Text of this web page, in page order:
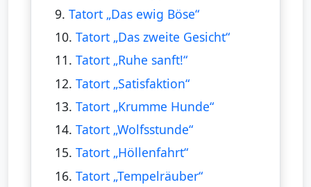
9. Tatort „Das ewig Böse“
10. Tatort „Das zweite Gesicht“
11. Tatort „Ruhe sanft!“
12. Tatort „Satisfaktion“
13. Tatort „Krumme Hunde“
14. Tatort „Wolfsstunde“
15. Tatort „Höllenfahrt“
16. Tatort „Tempelräuber“